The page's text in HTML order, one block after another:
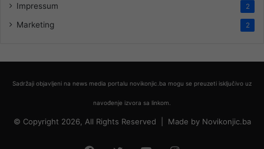
Impressum 2
Marketing 2
Sadržaji objavljeni na news media portalu novikonjic.ba mogu se preuzeti isključivo uz
navođenje izvora sa linkom.
© Copyright 2026, All Rights Reserved | Made by Novikonjic.ba